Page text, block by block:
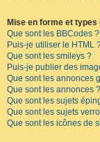
Mise en forme et types
Que sont les BBCodes ?
Puis-je utiliser le HTML
Que sont les smileys ?
Puis-je publier des
Que sont les annonces
Que sont les annonces ?
Que sont les sujets
Que sont les sujets
Que sont les icônes de